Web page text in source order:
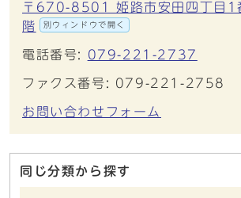
〒670-8501 姫路市安田四丁目1
階
別ウィンドウで開く
電話番号: 079-221-2737
ファクス番号: 079-221-2758
お問い合わせフォーム
同じ分類から探す